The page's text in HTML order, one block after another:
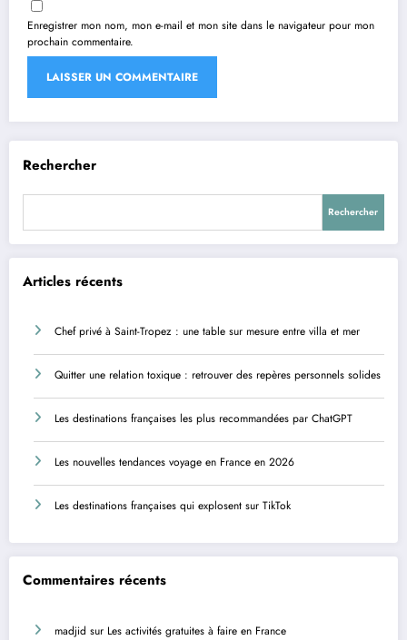
Enregistrer mon nom, mon e-mail et mon site dans le navigateur pour mon
prochain commentaire.
Rechercher
Rechercher
Articles récents
Chef privé à Saint-Tropez : une table sur mesure entre villa et mer
Quitter une relation toxique : retrouver des repères personnels solides
Les destinations françaises les plus recommandées par ChatGPT
Les nouvelles tendances voyage en France en 2026
Les destinations françaises qui explosent sur TikTok
Commentaires récents
madjid sur Les activités gratuites à faire en France